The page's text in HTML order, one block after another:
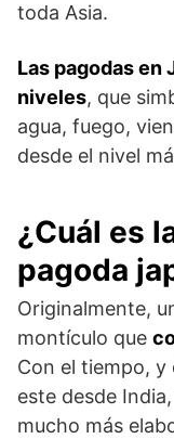
toda Asia.
Las pagodas en
niveles, que
agua, fuego,
desde el nivel
¿Cuál es
pagoda
Originalmente,
montículo que
Con el tiempo, y
este desde
mucho más